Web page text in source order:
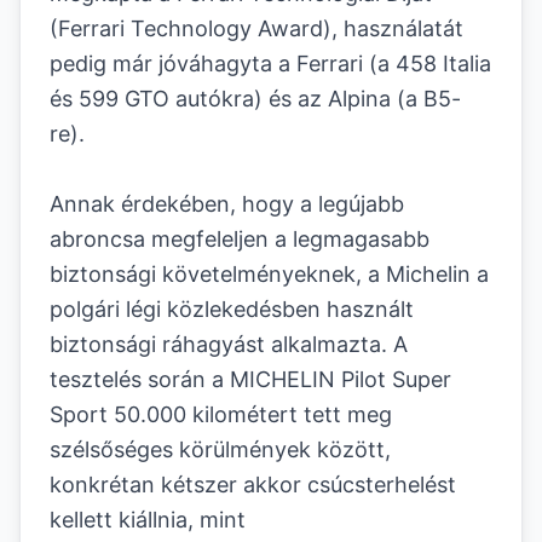
(Ferrari Technology Award), használatát
pedig már jóváhagyta a Ferrari (a 458 Italia
és 599 GTO autókra) és az Alpina (a B5-
re).
Annak érdekében, hogy a legújabb
abroncsa megfeleljen a legmagasabb
biztonsági követelményeknek, a Michelin a
polgári légi közlekedésben használt
biztonsági ráhagyást alkalmazta. A
tesztelés során a MICHELIN Pilot Super
Sport 50.000 kilométert tett meg
szélsőséges körülmények között,
konkrétan kétszer akkor csúcsterhelést
kellett kiállnia, mint